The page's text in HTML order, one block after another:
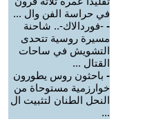
في حراسة الفن وال ...
- -فوردالاك-.. شاحنة
مسيرة روسية تتحدى
التشويش في ساحات
القتال ...
- باحثون روس يطورون
خوارزمية مستوحاة من
النحل الطنان لتثبيت ال
...